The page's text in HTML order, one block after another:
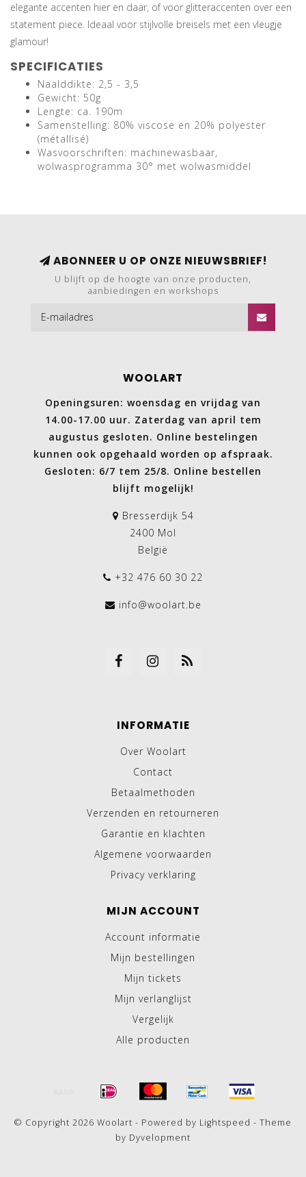
elegante accenten hier en daar, of voor glitteraccenten over een
statement piece. Ideaal voor stijlvolle breisels met een vleugje
glamour!
SPECIFICATIES
Naalddikte: 2,5 - 3,5
Gewicht: 50g
Lengte: ca. 190m
Samenstelling: 80% viscose en 20% polyester
(métallisé)
Wasvoorschriften: machinewasbaar,
wolwasprogramma 30° met wolwasmiddel
ABONNEER U OP ONZE NIEUWSBRIEF!
U blijft op de hoogte van onze producten,
aanbiedingen en workshops
WOOLART
Openingsuren: woensdag en vrijdag van
14.00-17.00 uur. Zaterdag van april tem
augustus gesloten. Online bestelingen
kunnen ook opgehaald worden op afspraak.
Gesloten: 6/7 tem 25/8. Online bestellen
blijft mogelijk!
Bresserdijk 54
2400 Mol
België
+32 476 60 30 22
info@woolart.be
INFORMATIE
Over Woolart
Contact
Betaalmethoden
Verzenden en retourneren
Garantie en klachten
Algemene voorwaarden
Privacy verklaring
MIJN ACCOUNT
Account informatie
Mijn bestellingen
Mijn tickets
Mijn verlanglijst
Vergelijk
Alle producten
© Copyright 2026 Woolart - Powered by Lightspeed - Theme
by Dyvelopment